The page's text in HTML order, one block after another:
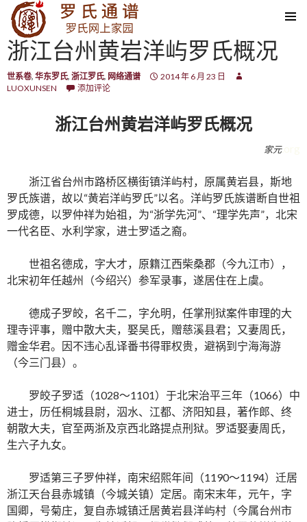
SKIP TO CONTENT
浙江台州黄岩洋屿罗氏概况
世系卷, 华东罗氏, 浙江罗氏, 网络通谱
2014 年 6 月 23 日
LUOXUNSEN
添加评论
浙江台州黄岩洋屿罗氏概况
家元.org
浙江省台州市路桥区横街镇洋屿村，原属黄岩县，斯地
罗氏族谱，故以“黄岩洋屿罗氏”以名。洋屿罗氏族谱断自世祖
罗成德，以罗仲祥为始祖，为“浙学先河”、“理学先声”，北宋
一代名臣、水利学家，进士罗适之裔。
世祖名德成，字大才，原籍江西柴桑郡（今九江市），
北宋初年任越州（今绍兴）参军录事，遂居住在上虞。
德成子罗皎，名千二，字允明，任掌刑狱案件审理的大
理寺评事，赠中散大夫，娶吴氏，赠慈溪县君；又妻周氏，
赠金华君。因不违心乱译番书得罪权贵，避祸到宁海海游
（今三门县）。
罗皎子罗适（1028～1101）于北宋治平三年（1066）中
进士，历任桐城县尉，泅水、江都、济阳知县，著作郎、终
朝散大夫，官至两浙及京西北路提点刑狱。罗适娶妻周氏，
生六子九女。
罗适第三子罗仲祥，南宋绍熙年间（1190～1194）迁居
浙江天台县赤城镇（今城关镇）定居。南宋末年，元午，字
国卿，号菊庄，复自赤城镇迁居黄岩县洋屿村（今属台州市